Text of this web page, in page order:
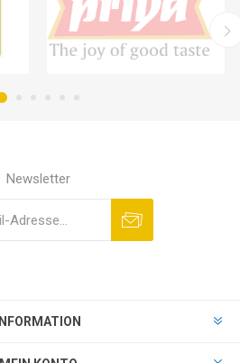
Newsletter
INFORMATION